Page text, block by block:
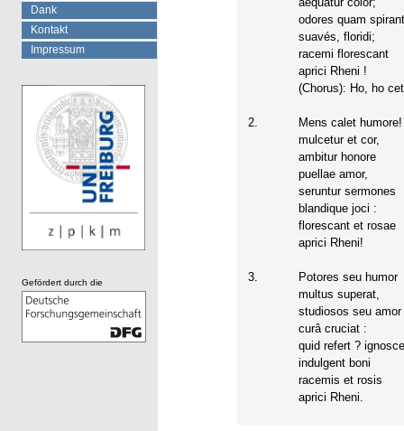
odores quam
suavés, floridi;
racemi florescant
aprici Rheni !
(Chorus): Ho, ho
2.
Mens calet humore!
mulcetur et cor,
ambitur honore
puellae amor,
seruntur sermones
blandique joci :
florescant et rosae
aprici Rheni!
3.
Potores seu humor
multus superat,
studiosos seu amor
curâ cruciat :
quid refert ?
indulgent boni
racemis et rosis
aprici Rheni.
Dank
Kontakt
Impressum
Gefördert durch die